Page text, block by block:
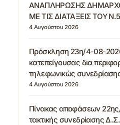
ΑΝΑΠΛΗΡΩΣΗΣ
ΜΕ ΤΙΣ ΔΙΑΤΑΞΕΙΣ ΤΟΥ
4 Αυγούστου 2026
Πρόσκληση 23η/4-08-
κατεπείγουσας δια
τηλεφωνικώς
4 Αυγούστου 2026
Πίνακας αποφάσεων
τακτικής συνεδρίασης Δ.Σ.